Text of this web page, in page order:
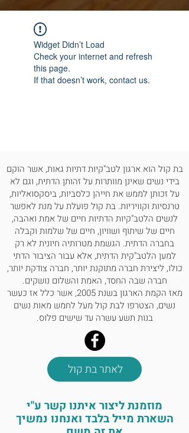
Widget Didn’t Load
Check your internet and refresh
this page.
If that doesn’t work, contact us.
בת קול הוא ארגון לטב"קיות דתיות גאות, אשר הוקם
בידי נשים שאינן מוותרות על זהותן הדתית, וגם לא
על זכותן לממש את חייהן כלסביות, ביסקסואליות,
טרנסיות וקוויריות. בת קול פועלת על מנת לאפשר
לנשים הלטב"קיות הדתיות חיים של אמת ואהבה,
חיים של שיתוף ושוויון, חיים של שלמות וקבלה
בחברה הדתית. הגשמת מטרותיה חיונית לא רק
למען הלטב"קית הדתית, אלא עבור הציבור הדתי
כולו, ליצירת חברה מתוקנת יותר, חברה צודקת יותר,
חברה שבה החסד, האמת והשלום נושקים.
מאז הקמת הארגון בשנת 2005, אשר כלל אז כעשר
נשים, הצטרפו לבת קול מעל לחמש מאות נשים
בנות תשע עשרה עד שישים פלוס.
לאתר בת קול
מוזמנת ליצור איתנו קשר ע"י
השארת מייל בלבד ואנחנו נמשיך